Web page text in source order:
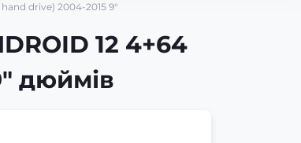
drive) 2004-2015 9"
12 4+64
дюймів